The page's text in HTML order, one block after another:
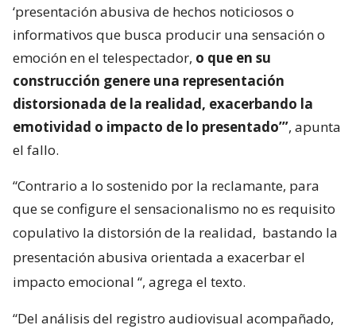
‘presentación abusiva de hechos noticiosos o
informativos que busca producir una sensación o
emoción en el telespectador, o que en su
construcción genere una representación
distorsionada de la realidad, exacerbando la
emotividad o impacto de lo presentado’”, apunta
el fallo.
“Contrario a lo sostenido por la reclamante, para
que se configure el sensacionalismo no es requisito
copulativo la distorsión de la realidad, bastando la
presentación abusiva orientada a exacerbar el
impacto emocional “, agrega el texto.
“Del análisis del registro audiovisual acompañado,